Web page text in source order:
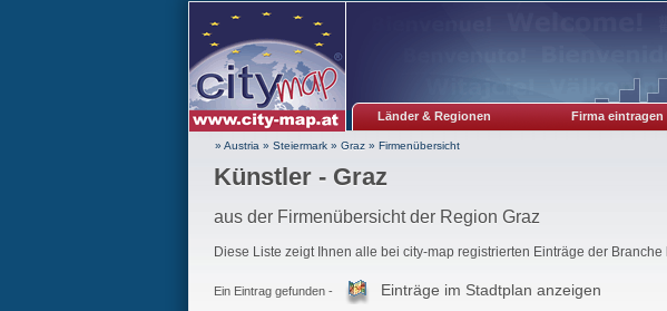
Länder & Regionen Firma eintragen
» Austria » Steiermark» Graz» Firmenübersicht
Künstler - Graz
aus der Firmenübersicht der Region Graz
Diese Liste zeigt Ihnen alle bei city-map registrierten Einträge der Branche
Ein Eintrag gefunden - Einträge im Stadtplan anzeigen